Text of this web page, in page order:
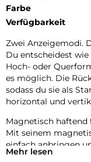
Farbe
Verfügbarkeit
Zwei Anzeigemodi.
Du entscheidest
Hoch- oder
es möglich. Die
sodass du sie als
horizontal und
Magnetisch haftend
Mit seinem
einfach anbringen
personalisieren.
Mehr lesen